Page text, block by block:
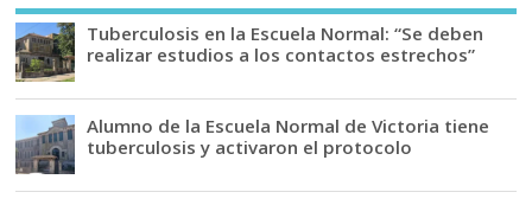
Tuberculosis en la Escuela Normal: “Se deben
realizar estudios a los contactos estrechos”
Alumno de la Escuela Normal de Victoria tiene
tuberculosis y activaron el protocolo